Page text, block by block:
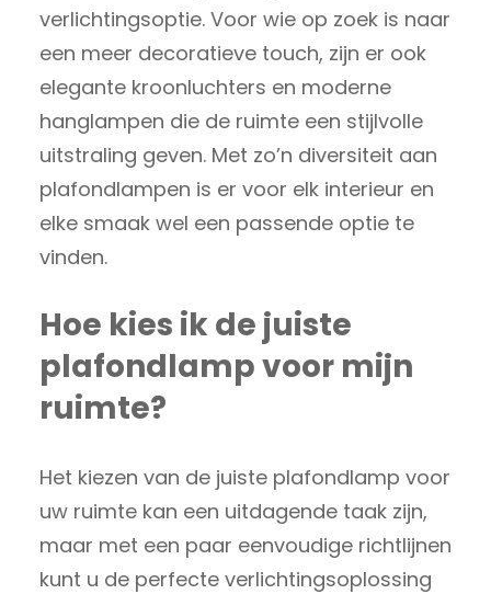
verlichtingsoptie. Voor wie op zoek is naar
een meer decoratieve touch, zijn er ook
elegante kroonluchters en moderne
hanglampen die de ruimte een stijlvolle
uitstraling geven. Met zo’n diversiteit aan
plafondlampen is er voor elk interieur en
elke smaak wel een passende optie te
vinden.
Hoe kies ik de juiste
plafondlamp voor mijn
ruimte?
Het kiezen van de juiste plafondlamp voor
uw ruimte kan een uitdagende taak zijn,
maar met een paar eenvoudige richtlijnen
kunt u de perfecte verlichtingsoplossing